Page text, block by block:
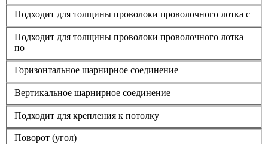
Подходит для толщины проволоки проволочного лотка с
Подходит для толщины проволоки проволочного лотка
по
Горизонтальное шарнирное соединение
Вертикальное шарнирное соединение
Подходит для крепления к потолку
Поворот (угол)